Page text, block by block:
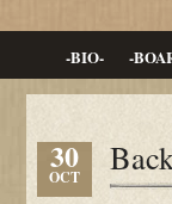
-BIO- -
30
OCT